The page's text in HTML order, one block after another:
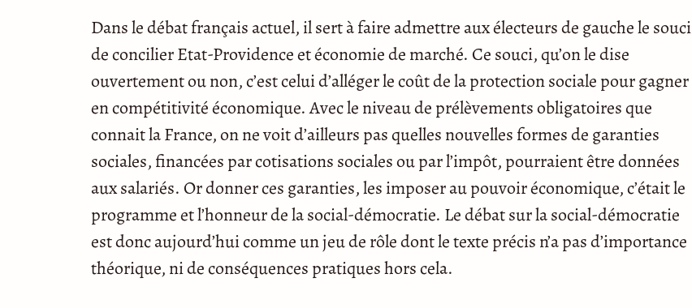
Dans le débat français actuel, il sert à faire admettre aux électeurs de gauche le souci
de concilier Etat-Providence et économie de marché. Ce souci, qu’on le dise
ouvertement ou non, c’est celui d’alléger le coût de la protection sociale pour gagner
en compétitivité économique. Avec le niveau de prélèvements obligatoires que
connait la France, on ne voit d’ailleurs pas quelles nouvelles formes de garanties
sociales, financées par cotisations sociales ou par l’impôt, pourraient être données
aux salariés. Or donner ces garanties, les imposer au pouvoir économique, c’était le
programme et l’honneur de la social-démocratie. Le débat sur la social-démocratie
est donc aujourd’hui comme un jeu de rôle dont le texte précis n’a pas d’importance
théorique, ni de conséquences pratiques hors cela.